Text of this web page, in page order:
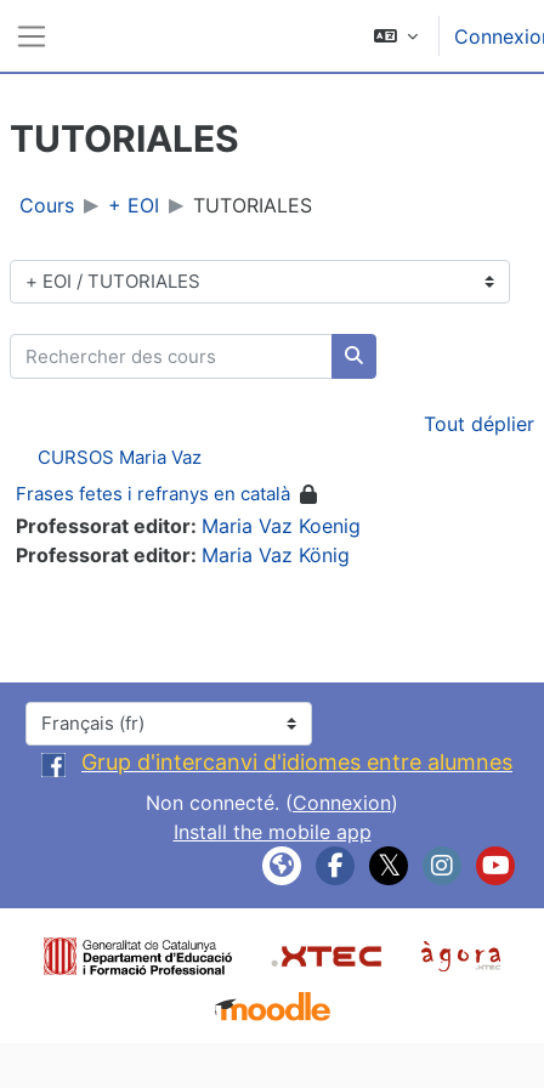
TUTORIALES
Cours + EOI TUTORIALES
Catégories de cours
Rechercher des cours
Rechercher des cours
Tout déplier
CURSOS Maria Vaz
Frases fetes i refranys en català
Professorat editor: Maria Vaz Koenig
Professorat editor: Maria Vaz König
Langue
Grup d'intercanvi d'idiomes entre alumnes
Non connecté. (Connexion)
Install the mobile app